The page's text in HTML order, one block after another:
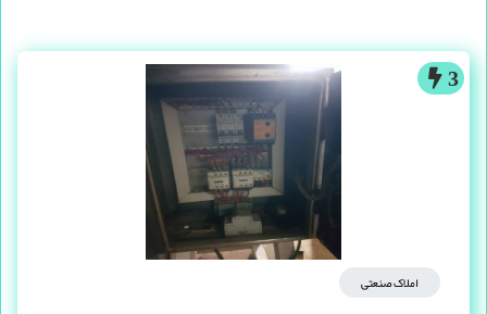
3
املاک صنعتی